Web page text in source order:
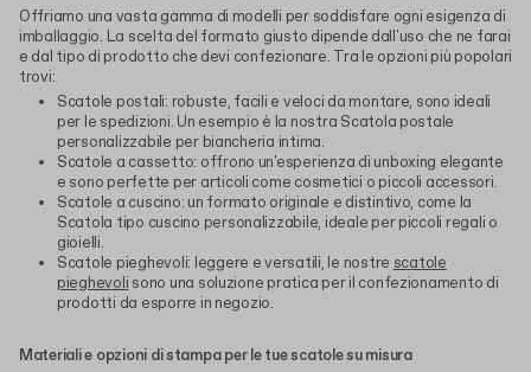
Offriamo una vasta gamma di modelli per soddisfare ogni esigenza di
imballaggio. La scelta del formato giusto dipende dall'uso che ne farai
e dal tipo di prodotto che devi confezionare. Tra le opzioni più popolari
trovi:
Scatole postali: robuste, facili e veloci da montare, sono ideali
per le spedizioni. Un esempio è la nostra Scatola postale
personalizzabile per biancheria intima.
Scatole a cassetto: offrono un'esperienza di unboxing elegante
e sono perfette per articoli come cosmetici o piccoli accessori.
Scatole a cuscino: un formato originale e distintivo, come la
Scatola tipo cuscino personalizzabile, ideale per piccoli regali o
gioielli.
Scatole pieghevoli: leggere e versatili, le nostre scatole
pieghevoli sono una soluzione pratica per il confezionamento di
prodotti da esporre in negozio.
Materiali e opzioni di stampa per le tue scatole su misura